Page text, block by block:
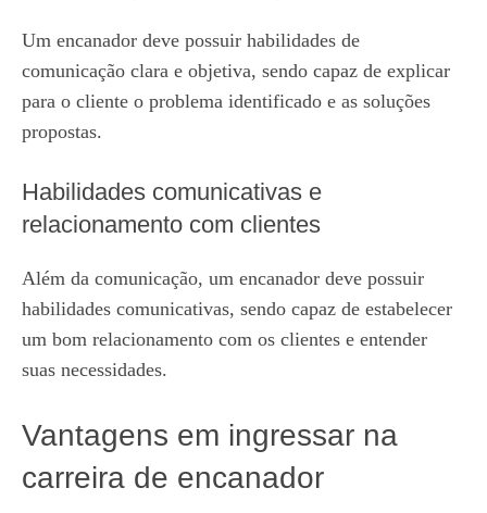
Um encanador deve possuir habilidades de
comunicação clara e objetiva, sendo capaz de explicar
para o cliente o problema identificado e as soluções
propostas.
Habilidades comunicativas e
relacionamento com clientes
Além da comunicação, um encanador deve possuir
habilidades comunicativas, sendo capaz de estabelecer
um bom relacionamento com os clientes e entender
suas necessidades.
Vantagens em ingressar na
carreira de encanador